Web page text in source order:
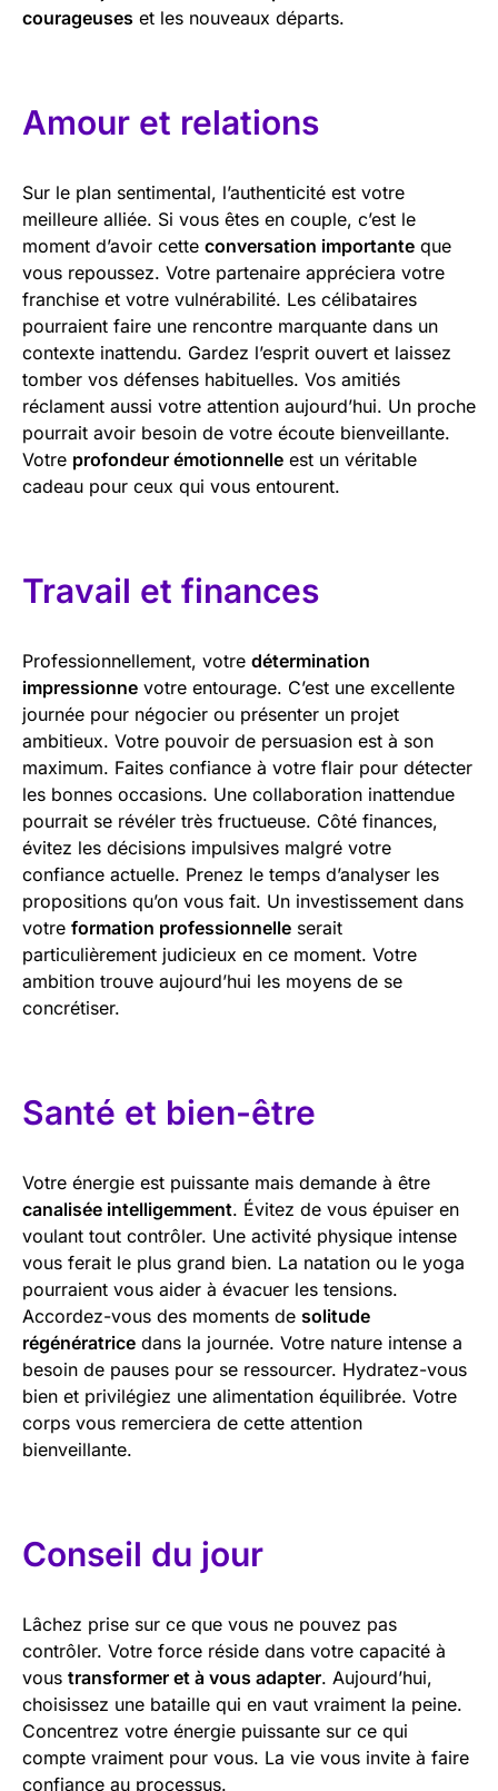
courageuses et les nouveaux départs.
Amour et relations
Sur le plan sentimental, l’authenticité est votre
meilleure alliée. Si vous êtes en couple, c’est le
moment d’avoir cette conversation importante que
vous repoussez. Votre partenaire appréciera votre
franchise et votre vulnérabilité. Les célibataires
pourraient faire une rencontre marquante dans un
contexte inattendu. Gardez l’esprit ouvert et laissez
tomber vos défenses habituelles. Vos amitiés
réclament aussi votre attention aujourd’hui. Un proche
pourrait avoir besoin de votre écoute bienveillante.
Votre profondeur émotionnelle est un véritable
cadeau pour ceux qui vous entourent.
Travail et finances
Professionnellement, votre détermination
impressionne votre entourage. C’est une excellente
journée pour négocier ou présenter un projet
ambitieux. Votre pouvoir de persuasion est à son
maximum. Faites confiance à votre flair pour détecter
les bonnes occasions. Une collaboration inattendue
pourrait se révéler très fructueuse. Côté finances,
évitez les décisions impulsives malgré votre
confiance actuelle. Prenez le temps d’analyser les
propositions qu’on vous fait. Un investissement dans
votre formation professionnelle serait
particulièrement judicieux en ce moment. Votre
ambition trouve aujourd’hui les moyens de se
concrétiser.
Santé et bien-être
Votre énergie est puissante mais demande à être
canalisée intelligemment. Évitez de vous épuiser en
voulant tout contrôler. Une activité physique intense
vous ferait le plus grand bien. La natation ou le yoga
pourraient vous aider à évacuer les tensions.
Accordez-vous des moments de solitude
régénératrice dans la journée. Votre nature intense a
besoin de pauses pour se ressourcer. Hydratez-vous
bien et privilégiez une alimentation équilibrée. Votre
corps vous remerciera de cette attention
bienveillante.
Conseil du jour
Lâchez prise sur ce que vous ne pouvez pas
contrôler. Votre force réside dans votre capacité à
vous transformer et à vous adapter. Aujourd’hui,
choisissez une bataille qui en vaut vraiment la peine.
Concentrez votre énergie puissante sur ce qui
compte vraiment pour vous. La vie vous invite à faire
confiance au processus.